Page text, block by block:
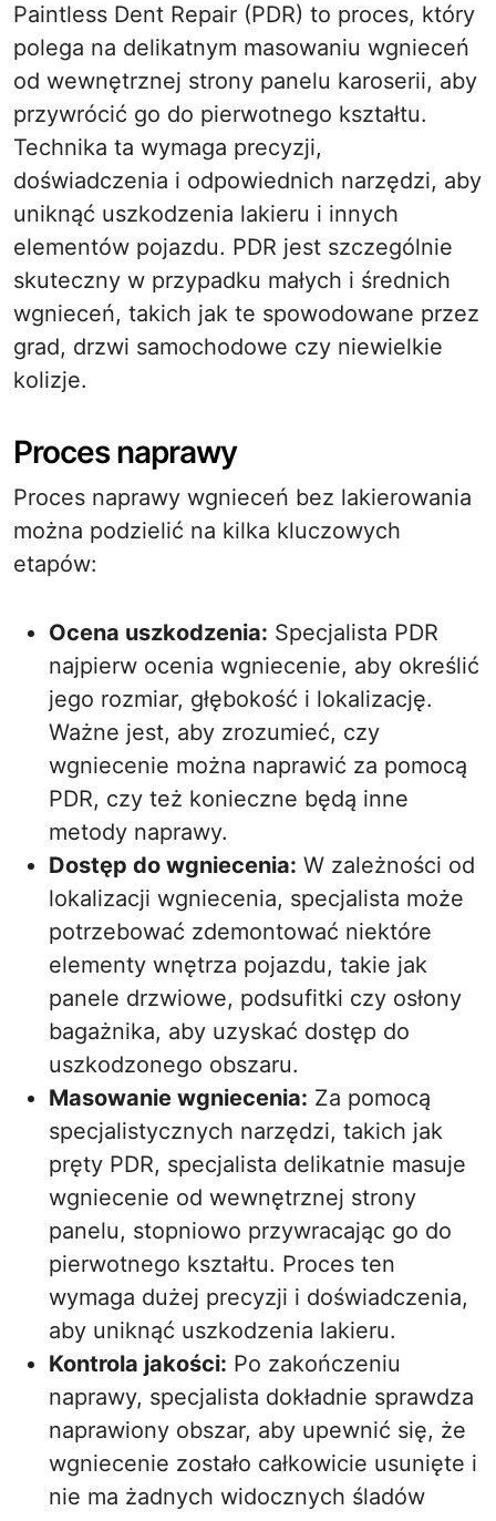
Paintless Dent Repair (PDR) to proces, który
polega na delikatnym masowaniu wgnieceń
od wewnętrznej strony panelu karoserii, aby
przywrócić go do pierwotnego kształtu.
Technika ta wymaga precyzji,
doświadczenia i odpowiednich narzędzi, aby
uniknąć uszkodzenia lakieru i innych
elementów pojazdu. PDR jest szczególnie
skuteczny w przypadku małych i średnich
wgnieceń, takich jak te spowodowane przez
grad, drzwi samochodowe czy niewielkie
kolizje.
Proces naprawy
Proces naprawy wgnieceń bez lakierowania
można podzielić na kilka kluczowych
etapów:
Ocena uszkodzenia: Specjalista PDR
najpierw ocenia wgniecenie, aby określić
jego rozmiar, głębokość i lokalizację.
Ważne jest, aby zrozumieć, czy
wgniecenie można naprawić za pomocą
PDR, czy też konieczne będą inne
metody naprawy.
Dostęp do wgniecenia: W zależności od
lokalizacji wgniecenia, specjalista może
potrzebować zdemontować niektóre
elementy wnętrza pojazdu, takie jak
panele drzwiowe, podsufitki czy osłony
bagażnika, aby uzyskać dostęp do
uszkodzonego obszaru.
Masowanie wgniecenia: Za pomocą
specjalistycznych narzędzi, takich jak
pręty PDR, specjalista delikatnie masuje
wgniecenie od wewnętrznej strony
panelu, stopniowo przywracając go do
pierwotnego kształtu. Proces ten
wymaga dużej precyzji i doświadczenia,
aby uniknąć uszkodzenia lakieru.
Kontrola jakości: Po zakończeniu
naprawy, specjalista dokładnie sprawdza
naprawiony obszar, aby upewnić się, że
wgniecenie zostało całkowicie usunięte i
nie ma żadnych widocznych śladów